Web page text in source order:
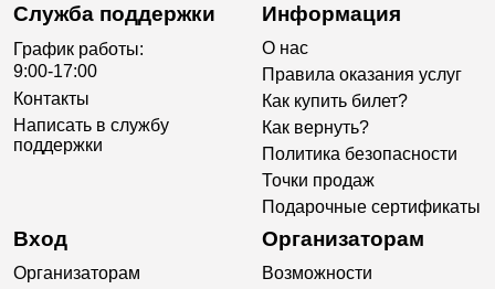
Служба поддержки
График работы:
9:00-17:00
Контакты
Написать в службу
поддержки
Информация
О нас
Правила оказания услуг
Как купить билет?
Как вернуть?
Политика безопасности
Точки продаж
Подарочные сертификаты
Вход
Организаторам
Организаторам
Возможности